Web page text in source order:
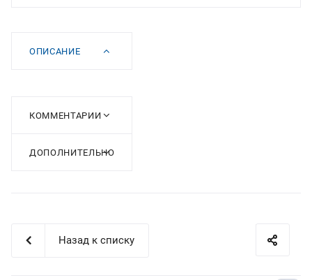
ОПИСАНИЕ
КОММЕНТАРИИ
ДОПОЛНИТЕЛЬНО
Назад к списку